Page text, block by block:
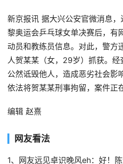
新京报讯 据大兴公安官微消息
黎奥运会乒乓球女单决赛后，有
动员和教练员信息。对此，警方
人贺某某（女，29岁）抓获。经
公然诋毁他人，造成恶劣社会影
依法将贺某某刑事拘留，案件正
编辑 赵熹
网友看法
1、网友远见卓识晚风eh：好！